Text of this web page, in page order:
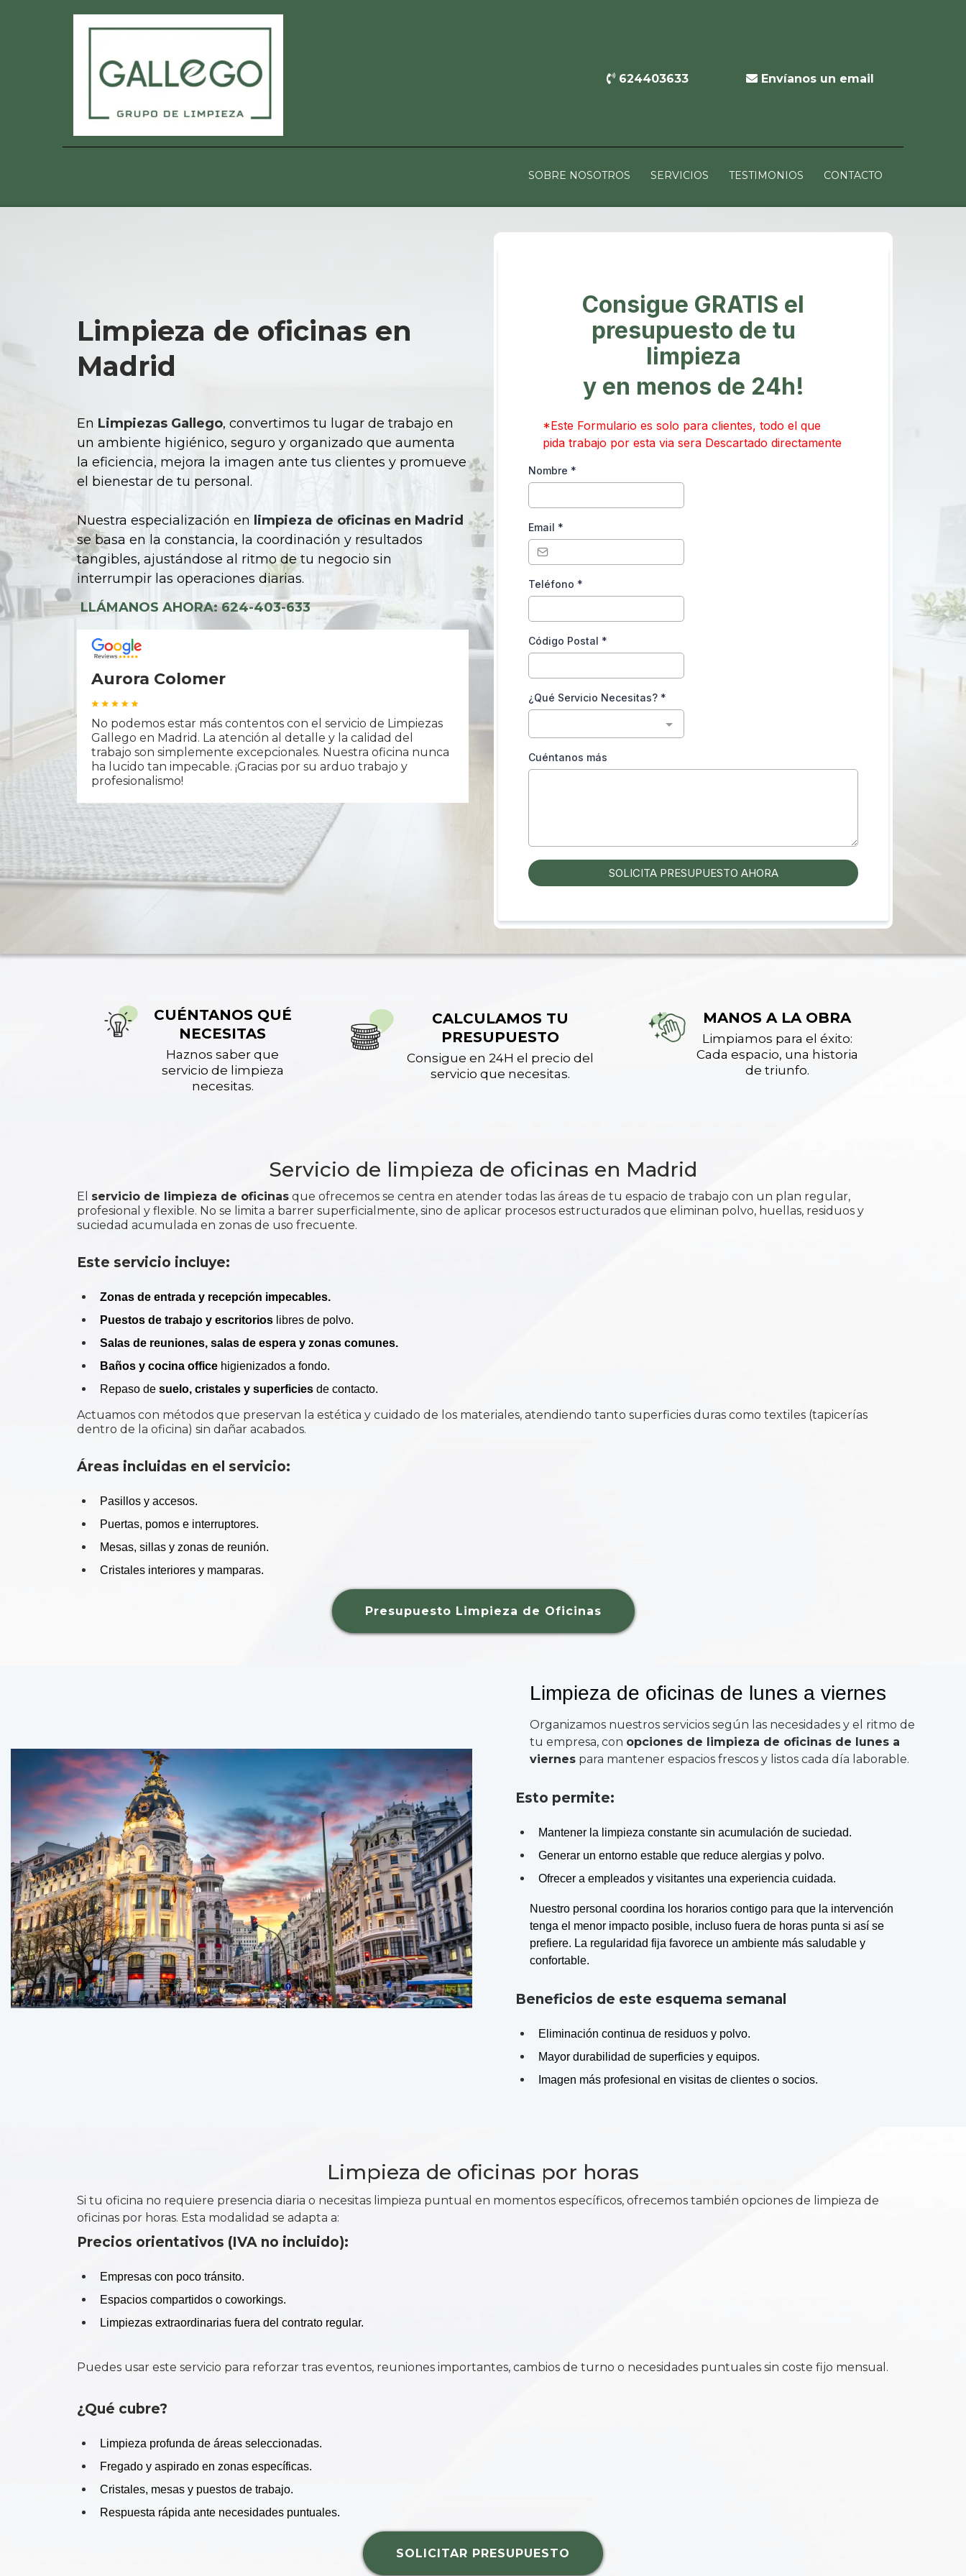
624403633 Envíanos un email
SOBRE NOSOTROS SERVICIOS TESTIMONIOS CONTACTO
Limpieza de oficinas en
Madrid
En Limpiezas Gallego, convertimos tu lugar de trabajo en
un ambiente higiénico, seguro y organizado que aumenta
la eficiencia, mejora la imagen ante tus clientes y promueve
el bienestar de tu personal.
Nuestra especialización en limpieza de oficinas en Madrid
se basa en la constancia, la coordinación y resultados
tangibles, ajustándose al ritmo de tu negocio sin
interrumpir las operaciones diarias.
LLÁMANOS AHORA: 624-403-633
Aurora Colomer
No podemos estar más contentos con el servicio de Limpiezas
Gallego en Madrid. La atención al detalle y la calidad del
trabajo son simplemente excepcionales. Nuestra oficina nunca
ha lucido tan impecable. ¡Gracias por su arduo trabajo y
profesionalismo!
Consigue GRATIS el
presupuesto de tu
limpieza
y en menos de 24h!
*Este Formulario es solo para clientes, todo el que
pida trabajo por esta via sera Descartado directamente
Nombre *
Email *
Teléfono *
Código Postal *
¿Qué Servicio Necesitas? *
Cuéntanos más
SOLICITA PRESUPUESTO AHORA
CUÉNTANOS QUÉ
NECESITAS
Haznos saber que
servicio de limpieza
necesitas.
CALCULAMOS TU
PRESUPUESTO
Consigue en 24H el precio del
servicio que necesitas.
MANOS A LA OBRA
Limpiamos para el éxito:
Cada espacio, una historia
de triunfo.
Servicio de limpieza de oficinas en Madrid
El servicio de limpieza de oficinas que ofrecemos se centra en atender todas las áreas de tu espacio de trabajo con un plan regular,
profesional y flexible. No se limita a barrer superficialmente, sino de aplicar procesos estructurados que eliminan polvo, huellas, residuos y
suciedad acumulada en zonas de uso frecuente.
Este servicio incluye:
Zonas de entrada y recepción impecables.
Puestos de trabajo y escritorios libres de polvo.
Salas de reuniones, salas de espera y zonas comunes.
Baños y cocina office higienizados a fondo.
Repaso de suelo, cristales y superficies de contacto.
Actuamos con métodos que preservan la estética y cuidado de los materiales, atendiendo tanto superficies duras como textiles (tapicerías
dentro de la oficina) sin dañar acabados.
Áreas incluidas en el servicio:
Pasillos y accesos.
Puertas, pomos e interruptores.
Mesas, sillas y zonas de reunión.
Cristales interiores y mamparas.
Presupuesto Limpieza de Oficinas
Limpieza de oficinas de lunes a viernes
Organizamos nuestros servicios según las necesidades y el ritmo de
tu empresa, con opciones de limpieza de oficinas de lunes a
viernes para mantener espacios frescos y listos cada día laborable.
Esto permite:
Mantener la limpieza constante sin acumulación de suciedad.
Generar un entorno estable que reduce alergias y polvo.
Ofrecer a empleados y visitantes una experiencia cuidada.
Nuestro personal coordina los horarios contigo para que la intervención
tenga el menor impacto posible, incluso fuera de horas punta si así se
prefiere. La regularidad fija favorece un ambiente más saludable y
confortable.
Beneficios de este esquema semanal
Eliminación continua de residuos y polvo.
Mayor durabilidad de superficies y equipos.
Imagen más profesional en visitas de clientes o socios.
Limpieza de oficinas por horas
Si tu oficina no requiere presencia diaria o necesitas limpieza puntual en momentos específicos, ofrecemos también opciones de limpieza de
oficinas por horas. Esta modalidad se adapta a:
Precios orientativos (IVA no incluido):
Empresas con poco tránsito.
Espacios compartidos o coworkings.
Limpiezas extraordinarias fuera del contrato regular.
Puedes usar este servicio para reforzar tras eventos, reuniones importantes, cambios de turno o necesidades puntuales sin coste fijo mensual.
¿Qué cubre?
Limpieza profunda de áreas seleccionadas.
Fregado y aspirado en zonas específicas.
Cristales, mesas y puestos de trabajo.
Respuesta rápida ante necesidades puntuales.
SOLICITAR PRESUPUESTO